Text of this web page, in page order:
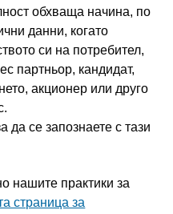
обхваща начина, по
данни, когато
си на потребител,
партньор, кандидат,
акционер или друго
да се запознаете с тази
нашите практики за
страница за